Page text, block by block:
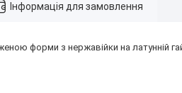
Інформація для замовлення
форми з нержавійки на латунній